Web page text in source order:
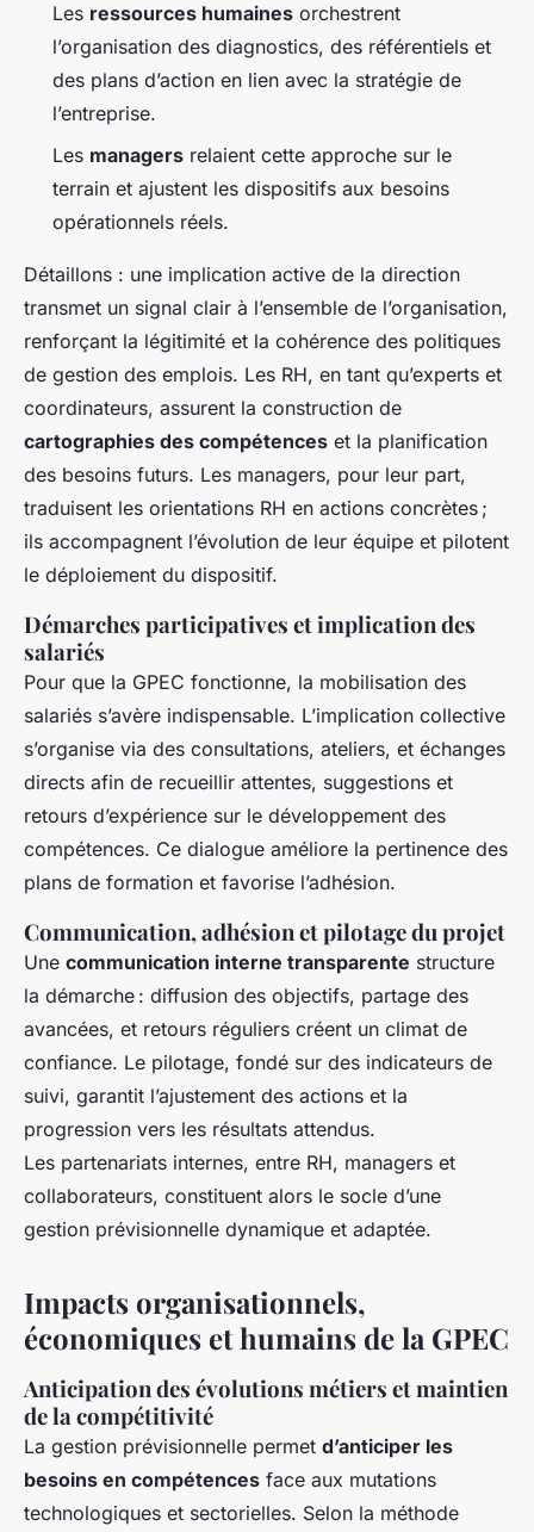
Les ressources humaines orchestrent
l’organisation des diagnostics, des référentiels et
des plans d’action en lien avec la stratégie de
l’entreprise.
Les managers relaient cette approche sur le
terrain et ajustent les dispositifs aux besoins
opérationnels réels.
Détaillons : une implication active de la direction
transmet un signal clair à l’ensemble de l’organisation,
renforçant la légitimité et la cohérence des politiques
de gestion des emplois. Les RH, en tant qu’experts et
coordinateurs, assurent la construction de
cartographies des compétences et la planification
des besoins futurs. Les managers, pour leur part,
traduisent les orientations RH en actions concrètes ;
ils accompagnent l’évolution de leur équipe et pilotent
le déploiement du dispositif.
Démarches participatives et implication des
salariés
Pour que la GPEC fonctionne, la mobilisation des
salariés s’avère indispensable. L’implication collective
s’organise via des consultations, ateliers, et échanges
directs afin de recueillir attentes, suggestions et
retours d’expérience sur le développement des
compétences. Ce dialogue améliore la pertinence des
plans de formation et favorise l’adhésion.
Communication, adhésion et pilotage du projet
Une communication interne transparente structure
la démarche : diffusion des objectifs, partage des
avancées, et retours réguliers créent un climat de
confiance. Le pilotage, fondé sur des indicateurs de
suivi, garantit l’ajustement des actions et la
progression vers les résultats attendus.
Les partenariats internes, entre RH, managers et
collaborateurs, constituent alors le socle d’une
gestion prévisionnelle dynamique et adaptée.
Impacts organisationnels,
économiques et humains de la GPEC
Anticipation des évolutions métiers et maintien
de la compétitivité
La gestion prévisionnelle permet d’anticiper les
besoins en compétences face aux mutations
technologiques et sectorielles. Selon la méthode